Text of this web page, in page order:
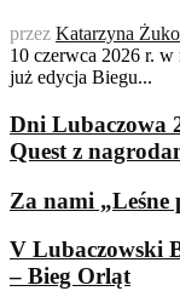
przez Katarzyna
10 czerwca 2026 r.
już edycja Biegu...
Dni Lubaczowa
Quest z
Za nami „Leśne
V Lubaczowski
– Bieg Orląt